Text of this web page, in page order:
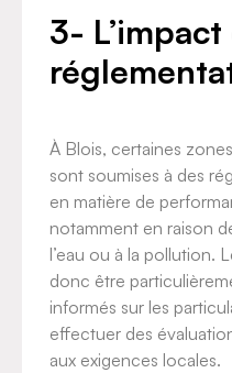
3- L’impact
À Blois, certaines
sont soumises à des
en matière de
notamment en raison
l’eau ou à la pollution.
donc être
informés sur les
effectuer des
aux exigences locales.